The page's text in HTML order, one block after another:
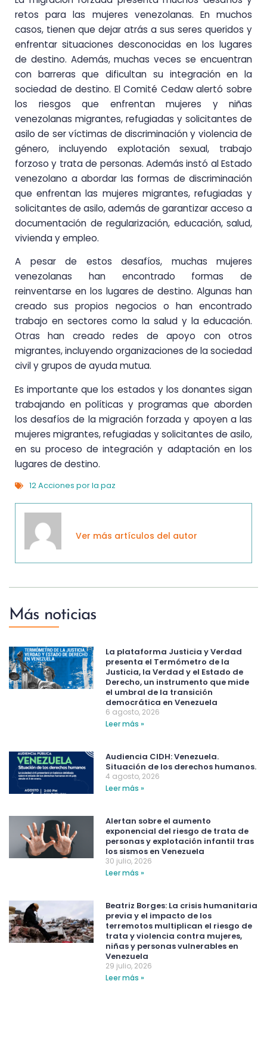
retos para las mujeres venezolanas. En muchos
casos, tienen que dejar atrás a sus seres queridos y
enfrentar situaciones desconocidas en los lugares
de destino. Además, muchas veces se encuentran
con barreras que dificultan su integración en la
sociedad de destino. El Comité Cedaw alertó sobre
los riesgos que enfrentan mujeres y niñas
venezolanas migrantes, refugiadas y solicitantes de
asilo de ser víctimas de discriminación y violencia de
género, incluyendo explotación sexual, trabajo
forzoso y trata de personas. Ademásinstó al Estado
venezolano a abordar las formas de discriminación
que enfrentan las mujeres migrantes, refugiadas y
solicitantes de asilo, además de garantizar acceso a
documentación de regularización, educación, salud,
vivienda y empleo.
A pesar de estos desafíos, muchas mujeres
venezolanas han encontrado formas de
reinventarse en los lugares de destino. Algunas han
creado sus propios negocios o han encontrado
trabajo en sectores como la salud y la educación.
Otras han creado redes de apoyo con otros
migrantes, incluyendo organizaciones de la sociedad
civil y grupos de ayuda mutua.
Es importante que los estados y los donantes sigan
trabajando en políticas y programas que aborden
los desafíos de la migración forzada y apoyen a las
mujeres migrantes,refugiadas y solicitantes de asilo,
en su proceso de integración y adaptación en los
lugares de destino.
12 Acciones por la paz
Ver más artículos del autor
Más noticias
La plataforma Justicia y Verdad
presenta el Termómetro de la
Justicia, la Verdad y el Estado de
Derecho, un instrumento que mide
el umbral de la transición
democrática en Venezuela
6 agosto, 2026
Leer más »
Audiencia CIDH: Venezuela.
Situación de los derechos humanos.
4 agosto, 2026
Leer más »
Alertan sobre el aumento
exponencial del riesgo de trata de
personas y explotación infantil tras
los sismos en Venezuela
30 julio, 2026
Leer más »
Beatriz Borges: La crisis humanitaria
previa y el impacto de los
terremotos multiplican el riesgo de
trata y violencia contra mujeres,
niñas y personas vulnerables en
Venezuela
29 julio, 2026
Leer más »